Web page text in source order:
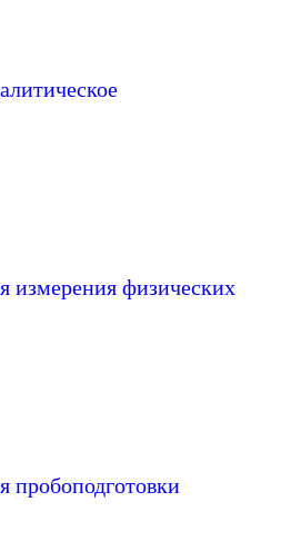
измерения физических
пробоподготовки